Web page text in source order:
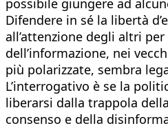
possibile giungere ad
Difendere in sé la libertà
all’attenzione degli altri
dell’informazione, nei
più polarizzate, sembra
L’interrogativo è se la
liberarsi dalla trappola
consenso e della